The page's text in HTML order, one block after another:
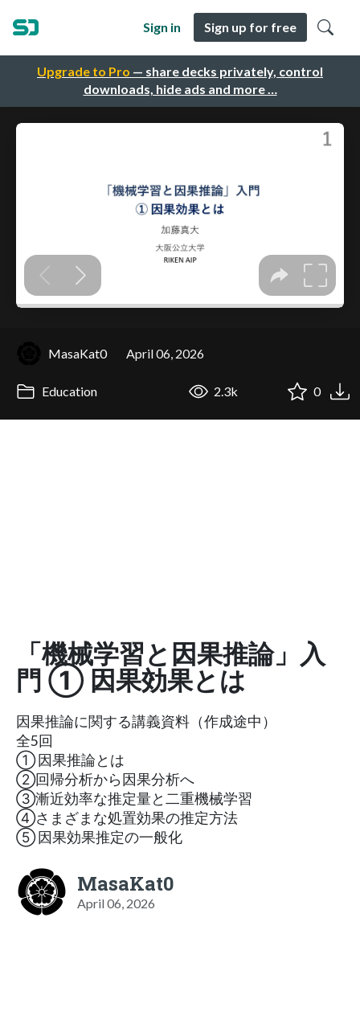
Upgrade to Pro — share decks privately, control
downloads, hide ads and more …
Sign in Sign up for free
MasaKat0 April 06, 2026
Education 2.3k 0
「機械学習と因果推論」入
門 ① 因果効果とは
因果推論に関する講義資料（作成途中）
全5回
① 因果推論とは
②回帰分析から因果分析へ
③漸近効率な推定量と二重機械学習
④さまざまな処置効果の推定方法
⑤ 因果効果推定の一般化
MasaKat0
April 06, 2026